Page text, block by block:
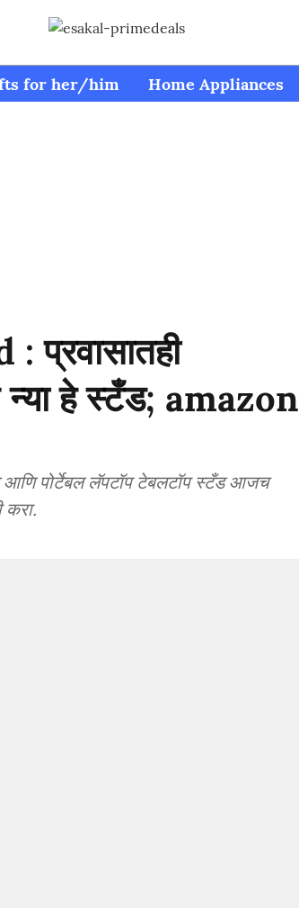
for her/him Home Appliances
न्या हे स्टँड; amazon
पोर्टेबल लॅपटॉप टेबलटॉप स्टँड आजच